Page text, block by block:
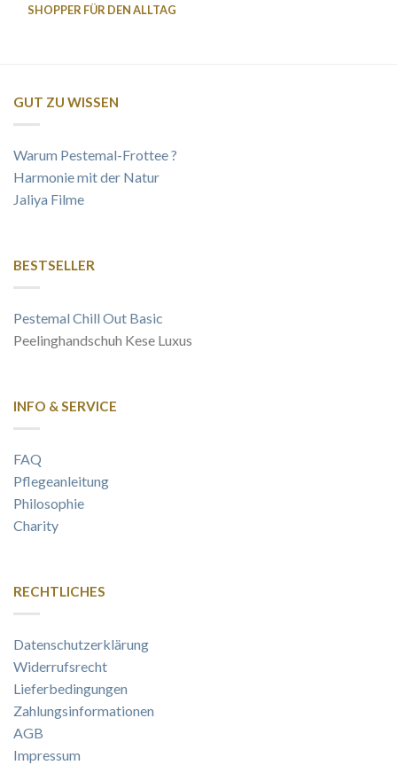
SHOPPER FÜR DEN ALLTAG
GUT ZU WISSEN
Warum Pestemal-Frottee ?
Harmonie mit der Natur
Jaliya Filme
BESTSELLER
Pestemal Chill Out Basic
Peelinghandschuh Kese Luxus
INFO & SERVICE
FAQ
Pflegeanleitung
Philosophie
Charity
RECHTLICHES
Datenschutzerklärung
Widerrufsrecht
Lieferbedingungen
Zahlungsinformationen
AGB
Impressum